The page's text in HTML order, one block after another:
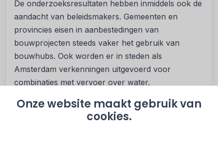
Onze website maakt gebruik van
cookies.
De onderzoeksresultaten hebben inmiddels ook de
aandacht van beleidsmakers. Gemeenten en
provincies eisen in aanbestedingen van
bouwprojecten steeds vaker het gebruik van
bouwhubs. Ook worden er in steden als
Amsterdam verkenningen uitgevoerd voor
combinaties met vervoer over water.
VolkerWessels lanceerde een white label
BouwHub, die beschikbaar is voor de hele sector.